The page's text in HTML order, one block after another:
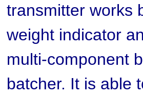
transmitter works
weight indicator
multi-component
batcher. It is able